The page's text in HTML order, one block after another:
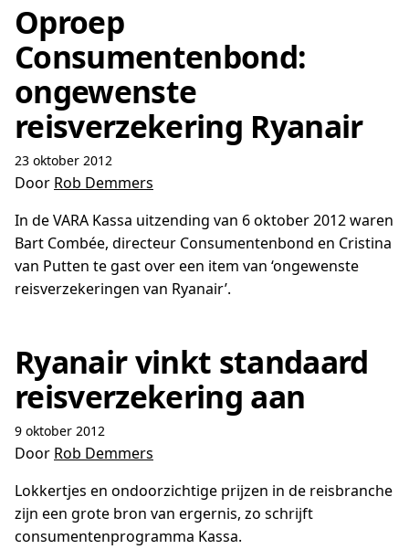
Oproep
Consumentenbond:
ongewenste
reisverzekering Ryanair
23 oktober 2012
Door Rob Demmers
In de VARA Kassa uitzending van 6 oktober 2012 waren
Bart Combée, directeur Consumentenbond en Cristina
van Putten te gast over een item van ‘ongewenste
reisverzekeringen van Ryanair’.
Ryanair vinkt standaard
reisverzekering aan
9 oktober 2012
Door Rob Demmers
Lokkertjes en ondoorzichtige prijzen in de reisbranche
zijn een grote bron van ergernis, zo schrijft
consumentenprogramma Kassa.